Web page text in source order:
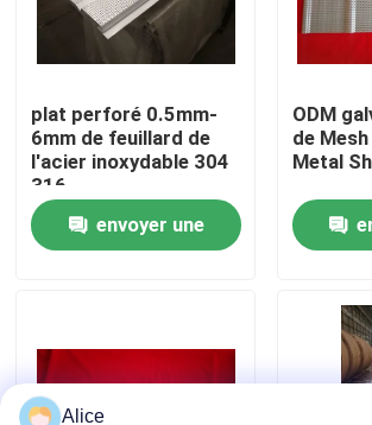
Contrôle de qualité
Contactez-nous
Demandez une citation
atelier de structure métallique
plat perforé 0.5mm-
6mm de feuillard de
l'acier inoxydable 304
316
envoyer une
ODM
de
Metal
Alice